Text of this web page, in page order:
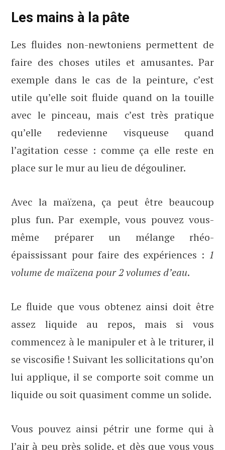
Les mains à la pâte
Les fluides non-newtoniens permettent de
faire des choses utiles et amusantes. Par
exemple dans le cas de la peinture, c’est
utile qu’elle soit fluide quand on la touille
avec le pinceau, mais c’est très pratique
qu’elle redevienne visqueuse quand
l’agitation cesse : comme ça elle reste en
place sur le mur au lieu de dégouliner.
Avec la maïzena, ça peut être beaucoup
plus fun. Par exemple, vous pouvez vous-
même préparer un mélange rhéo-
épaississant pour faire des expériences : 1
volume de maïzena pour 2 volumes d’eau.
Le fluide que vous obtenez ainsi doit être
assez liquide au repos, mais si vous
commencez à le manipuler et à le triturer, il
se viscosifie ! Suivant les sollicitations qu’on
lui applique, il se comporte soit comme un
liquide ou soit quasiment comme un solide.
Vous pouvez ainsi pétrir une forme qui à
l’air à peu près solide, et dès que vous vous